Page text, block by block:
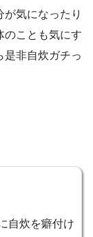
気になったり
のことも気にす
是非自炊ガチっ
自炊を癖付け